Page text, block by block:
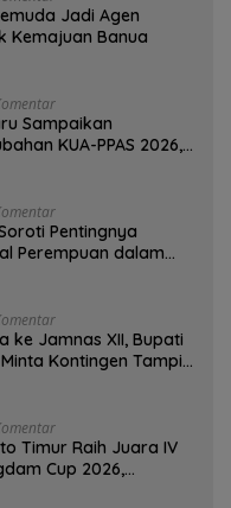
Jadi Agen
Kemajuan Banua
Sampaikan
KUA-PPAS 2026,
Pentingnya
Perempuan dalam
ke Jamnas XII, Bupati
Kontingen Tampil
Timur Raih Juara IV
Cup 2026,